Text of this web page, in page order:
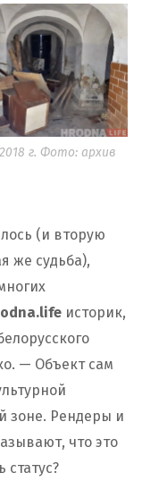
г. Фото: архив
(и вторую
же судьба),
историк,
— Объект сам
зоне. Рендеры и
что это